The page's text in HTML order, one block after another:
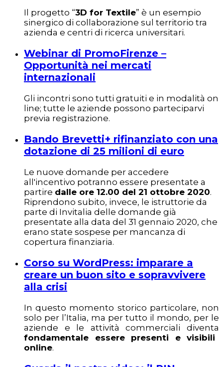
Il progetto “3D for Textile” è un esempio
sinergico di collaborazione sul territorio tra
azienda e centri di ricerca universitari.
Webinar di PromoFirenze –
Opportunità nei mercati
internazionali
Gli incontri sono tutti gratuiti e in modalità on
line; tutte le aziende possono parteciparvi
previa registrazione.
Bando Brevetti+ rifinanziato con una
dotazione di 25 milioni di euro
Le nuove domande per accedere
all'incentivo potranno essere presentate a
partire dalle ore 12.00 del 21 ottobre 2020.
Riprendono subito, invece, le istruttorie da
parte di Invitalia delle domande già
presentate alla data del 31 gennaio 2020, che
erano state sospese per mancanza di
copertura finanziaria.
Corso su WordPress: imparare a
creare un buon sito e sopravvivere
alla crisi
In questo momento storico particolare, non
solo per l’Italia, ma per tutto il mondo, per le
aziende e le attività commerciali diventa
fondamentale essere presenti e visibili
online.